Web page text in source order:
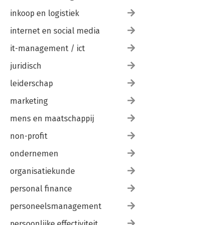
inkoop en logistiek
internet en social media
it-management / ict
juridisch
leiderschap
marketing
mens en maatschappij
non-profit
ondernemen
organisatiekunde
personal finance
personeelsmanagement